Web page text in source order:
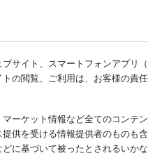
サイト、スマートフォンアプ
の閲覧、ご利用は、お客様の責
ーケット情報など全てのコン
供を受ける情報提供者のもの
に基づいて被ったとされるいか